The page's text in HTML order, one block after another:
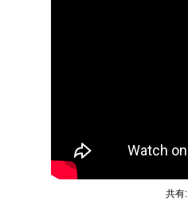
共有: